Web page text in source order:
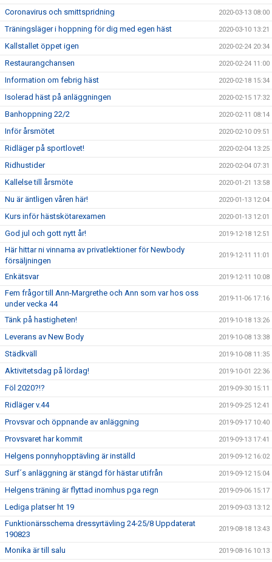
Coronavirus och smittspridning 2020-03-13 08:00
Träningsläger i hoppning för dig med egen häst 2020-03-10 13:21
Kallstallet öppet igen 2020-02-24 20:34
Restaurangchansen 2020-02-24 11:00
Information om febrig häst 2020-02-18 15:34
Isolerad häst på anläggningen 2020-02-15 17:32
Banhoppning 22/2 2020-02-11 08:14
Inför årsmötet 2020-02-10 09:51
Ridläger på sportlovet! 2020-02-04 13:25
Ridhustider 2020-02-04 07:31
Kallelse till årsmöte 2020-01-21 13:58
Nu är äntligen våren här! 2020-01-13 12:04
Kurs inför hästskötarexamen 2020-01-13 12:01
God jul och gott nytt år! 2019-12-18 12:51
Här hittar ni vinnarna av privatlektioner för Newbody
försäljningen
2019-12-11 11:01
Enkätsvar 2019-12-11 10:08
Fem frågor till Ann-Margrethe och Ann som var hos oss
under vecka 44
2019-11-06 17:16
Tänk på hastigheten! 2019-10-18 13:26
Leverans av New Body 2019-10-08 13:38
Städkväll 2019-10-08 11:35
Aktivitetsdag på lördag! 2019-10-01 22:36
Föl 2020?!? 2019-09-30 15:11
Ridläger v.44 2019-09-25 12:41
Provsvar och öppnande av anläggning 2019-09-17 10:40
Provsvaret har kommit 2019-09-13 17:41
Helgens ponnyhopptävling är inställd 2019-09-12 16:02
Surf´s anläggning är stängd för hästar utifrån 2019-09-12 15:04
Helgens träning är flyttad inomhus pga regn 2019-09-06 15:17
Lediga platser ht 19 2019-09-03 13:12
Funktionärsschema dressyrtävling 24-25/8 Uppdaterat
190823
2019-08-18 13:43
Monika är till salu 2019-08-16 10:13